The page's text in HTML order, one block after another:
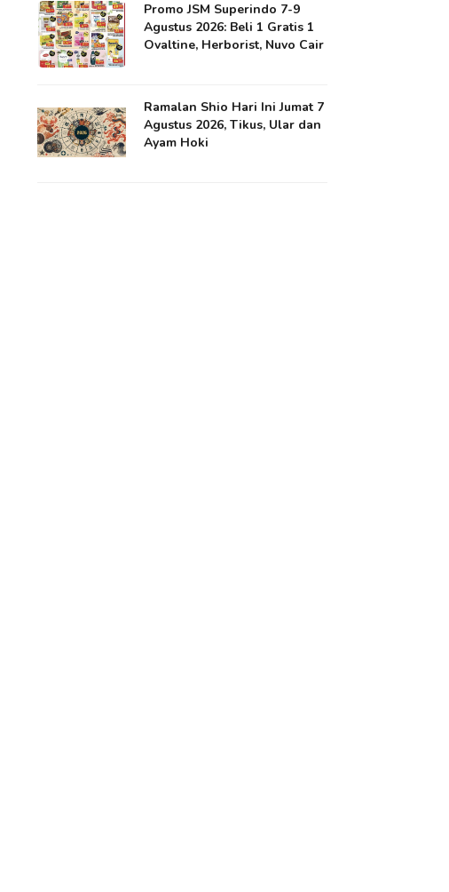
Promo JSM Superindo 7-9
Agustus 2026: Beli 1 Gratis 1
Ovaltine, Herborist, Nuvo Cair
Ramalan Shio Hari Ini Jumat 7
Agustus 2026, Tikus, Ular dan
Ayam Hoki